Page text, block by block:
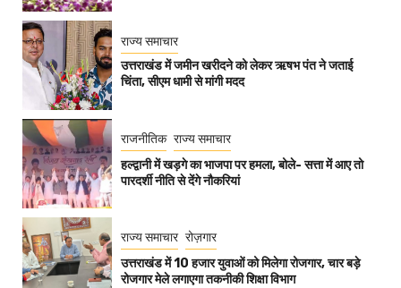
राज्य समाचार
उत्तराखंड में जमीन खरीदने को लेकर ऋषभ पंत ने जताई
चिंता, सीएम धामी से मांगी मदद
राजनीतिक राज्य समाचार
हल्द्वानी में खड़गे का भाजपा पर हमला, बोले- सत्ता में आए तो
पारदर्शी नीति से देंगे नौकरियां
राज्य समाचार रोज़गार
उत्तराखंड में 10 हजार युवाओं को मिलेगा रोजगार, चार बड़े
रोजगार मेले लगाएगा तकनीकी शिक्षा विभाग